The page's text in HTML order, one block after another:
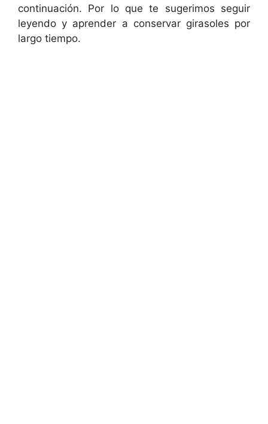
continuación. Por lo que te sugerimos seguir
leyendo y aprender a conservar girasoles por
largo tiempo.